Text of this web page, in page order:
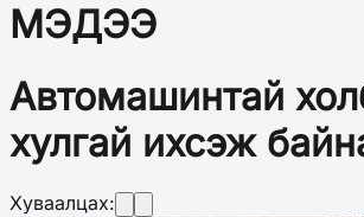
МЭДЭЭ
Автомашинтай
хулгай ихсэж
Хуваалцах: